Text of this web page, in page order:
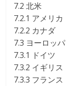
7.2 北米
7.2.1 アメリカ
7.2.2 カナダ
7.3 ヨーロッパ
7.3.1 ドイツ
7.3.2 イギリス
7.3.3 フランス